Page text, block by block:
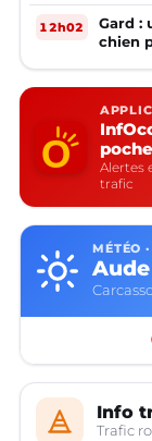
12h02
Gard :
chien
poche
Alertes
trafic
MÉTÉO
Aude
Info
Trafic